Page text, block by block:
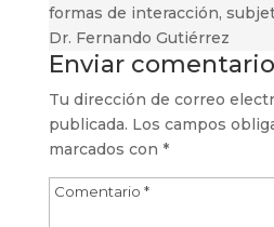
formas de interacción,
Dr. Fernando Gutiérrez
Enviar comentario
Tu dirección de correo
publicada. Los campos
marcados con *